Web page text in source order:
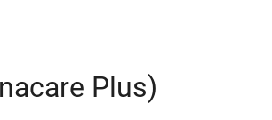
Plus)